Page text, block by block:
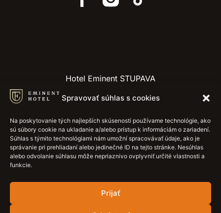
Spravovať súhlas s cookies
Na poskytovanie tých najlepších skúseností používame technológie, ako
sú súbory cookie na ukladanie a/alebo prístup k informáciám o zariadení.
Súhlas s týmito technológiami nám umožní spracovávať údaje, ako je
správanie pri prehliadaní alebo jedinečné ID na tejto stránke. Nesúhlas
alebo odvolanie súhlasu môže nepriaznivo ovplyvniť určité vlastnosti a
funkcie.
Prijať
Hotel Eminent STUPAVA
Hlavná 19
Rezeption:+421 915 884 415
E-mail:recepcia@hotel-eminent.sk